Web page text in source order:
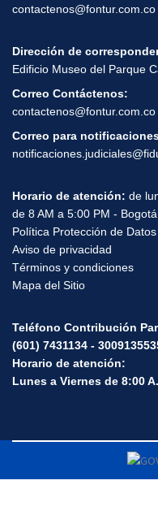
contactenos@fontur.com.co
Dirección de
Edificio Museo del Parque
Correo Contáctenos:
contactenos@fontur.com.co
Correo para
Horario de atención: de
de 8 AM a 5:00 PM -
Política Protección de
Aviso de privacidad
Términos y condiciones
Mapa del Sitio
Teléfono Contribución
(601) 7431134 -
Horario de atención:
Lunes a Viernes de 8:00